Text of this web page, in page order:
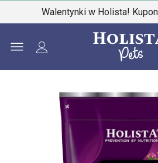
Walentynki w Holista!